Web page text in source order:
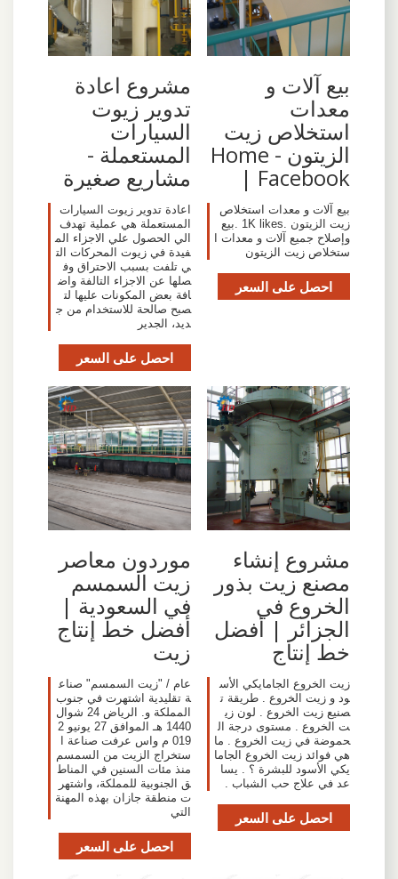
‫بيع آلات و
معدات
استخلاص زيت
الزيتون - Home
| Facebook‬
‎بيع آلات و معدات استخلاص
زيت الزيتون‎. 1K likes. ‎بيع
وإصلاح جميع آلات و معدات ا
ستخلاص زيت الزيتون‎
احصل على السعر
مشروع اعادة
تدوير زيوت
السيارات
المستعملة -
مشاريع صغيرة
اعادة تدوير زيوت السيارات
المستعملة هي عملية تهدف
الي الحصول علي الاجزاء الم
فيدة في زيوت المحركات الت
ي تلفت بسبب الاحتراق وف
صلها عن الاجزاء التالفة واض
افة بعض المكونات عليها لت
صبح صالحة للاستخدام من ج
ديد، الجدير
احصل على السعر
مشروع إنشاء
مصنع زيت بذور
الخروع في
الجزائر | أفضل
خط إنتاج
زيت الخروع الجامايكي الأس
ود و زيت الخروع . طريقة ت
صنيع زيت الخروع . لون زي
ت الخروع . مستوى درجة ال
حموضة في زيت الخروع . ما
هي فوائد زيت الخروع الجاما
يكي الأسود للبشرة ؟ . يسا
عد في علاج حب الشباب .
احصل على السعر
موردون معاصر
زيت السمسم
في السعودية |
أفضل خط إنتاج
زيت
عام / "زيت السمسم" صناع
ة تقليدية اشتهرت في جنوب
المملكة و. الرياض 24 شوال
1440 هـ الموافق 27 يونيو 2
019 م واس عرفت صناعة ا
ستخراج الزيت من السمسم
منذ مئات السنين في المناط
ق الجنوبية للمملكة، واشتهر
ت منطقة جازان بهذه المهنة
التي
احصل على السعر